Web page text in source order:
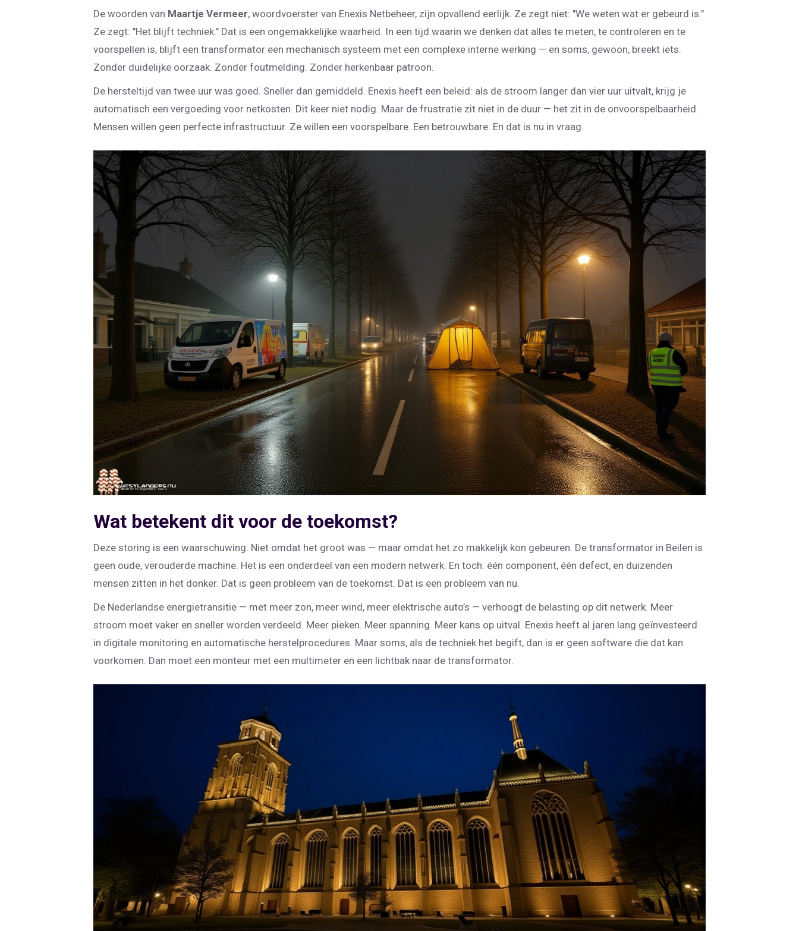
De woorden van Maartje Vermeer, woordvoerster van Enexis Netbeheer, zijn opvallend eerlijk. Ze zegt niet: "We weten wat er gebeurd is."
Ze zegt: "Het blijft techniek." Dat is een ongemakkelijke waarheid. In een tijd waarin we denken dat alles te meten, te controleren en te
voorspellen is, blijft een transformator een mechanisch systeem met een complexe interne werking — en soms, gewoon, breekt iets.
Zonder duidelijke oorzaak. Zonder foutmelding. Zonder herkenbaar patroon.
De hersteltijd van twee uur was goed. Sneller dan gemiddeld. Enexis heeft een beleid: als de stroom langer dan vier uur uitvalt, krijg je
automatisch een vergoeding voor netkosten. Dit keer niet nodig. Maar de frustratie zit niet in de duur — het zit in de onvoorspelbaarheid.
Mensen willen geen perfecte infrastructuur. Ze willen een voorspelbare. Een betrouwbare. En dat is nu in vraag.
Wat betekent dit voor de toekomst?
Deze storing is een waarschuwing. Niet omdat het groot was — maar omdat het zo makkelijk kon gebeuren. De transformator in Beilen is
geen oude, verouderde machine. Het is een onderdeel van een modern netwerk. En toch: één component, één defect, en duizenden
mensen zitten in het donker. Dat is geen probleem van de toekomst. Dat is een probleem van nu.
De Nederlandse energietransitie — met meer zon, meer wind, meer elektrische auto’s — verhoogt de belasting op dit netwerk. Meer
stroom moet vaker en sneller worden verdeeld. Meer pieken. Meer spanning. Meer kans op uitval. Enexis heeft al jaren lang geïnvesteerd
in digitale monitoring en automatische herstelprocedures. Maar soms, als de techniek het begift, dan is er geen software die dat kan
voorkomen. Dan moet een monteur met een multimeter en een lichtbak naar de transformator.